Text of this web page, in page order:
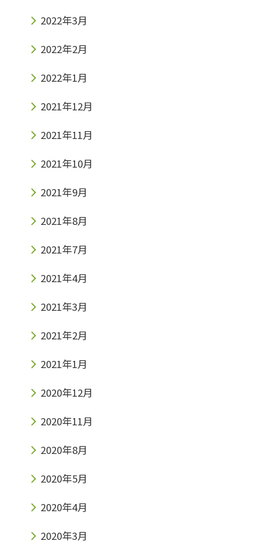
2022年3月
2022年2月
2022年1月
2021年12月
2021年11月
2021年10月
2021年9月
2021年8月
2021年7月
2021年4月
2021年3月
2021年2月
2021年1月
2020年12月
2020年11月
2020年8月
2020年5月
2020年4月
2020年3月